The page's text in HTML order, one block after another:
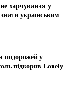
харчування у
українським
подорожей у
підкорив Lonely